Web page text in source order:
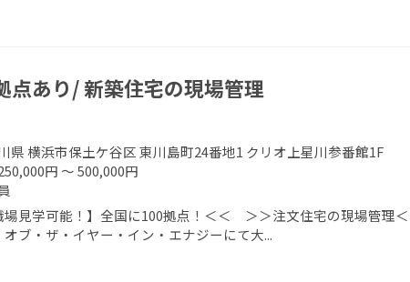
点あり/ 新築住宅の現場管理
県 横浜市保土ケ谷区 東川島町24番地1 クリオ上星川参番館1F
円 ～ 500,000円
場見学可能！】全国に100拠点！＜＜ ＞＞注文住宅の現場管理＜
オブ・ザ・イヤー・イン・エナジーにて大...